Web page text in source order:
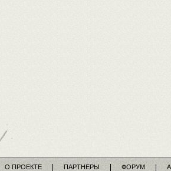
О ПРОЕКТЕ ПАРТНЕРЫ ФОРУМ